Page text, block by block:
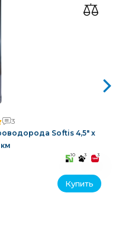
3
Softis 4,5" х
10 3 3
Купить